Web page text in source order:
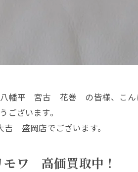
宮古 花巻 の皆様、こん
ございます。
盛岡店でございます。
ワ 高価買取中！